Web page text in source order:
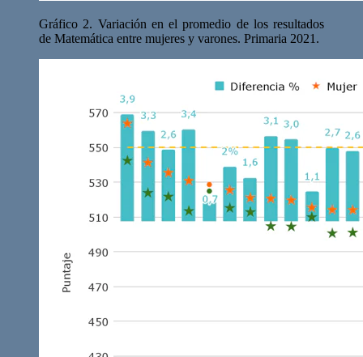
Gráfico 2. Variación en el promedio de los resultados
de Matemática entre mujeres y varones. Primaria 2021.